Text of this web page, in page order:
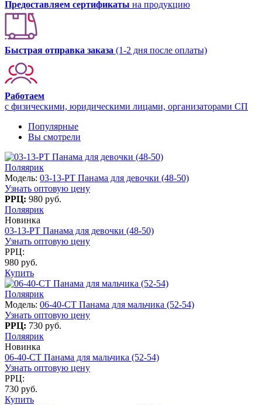
Предоставляем сертификаты на продукцию
Быстрая отправка заказа (1-2 дня после оплаты)
Работаем
с физическими, юридическими лицами, организаторами СП
Популярные
Вы смотрели
Поляярик
Модель: 03-13-PT Панама для девочки (48-50)
Узнать оптовую цену
РРЦ: 980 руб.
Поляярик
Новинка
03-13-PT Панама для девочки (48-50)
Узнать оптовую цену
РРЦ:
980 руб.
Купить
Поляярик
Модель: 06-40-CT Панама для мальчика (52-54)
Узнать оптовую цену
РРЦ: 730 руб.
Поляярик
Новинка
06-40-CT Панама для мальчика (52-54)
Узнать оптовую цену
РРЦ:
730 руб.
Купить